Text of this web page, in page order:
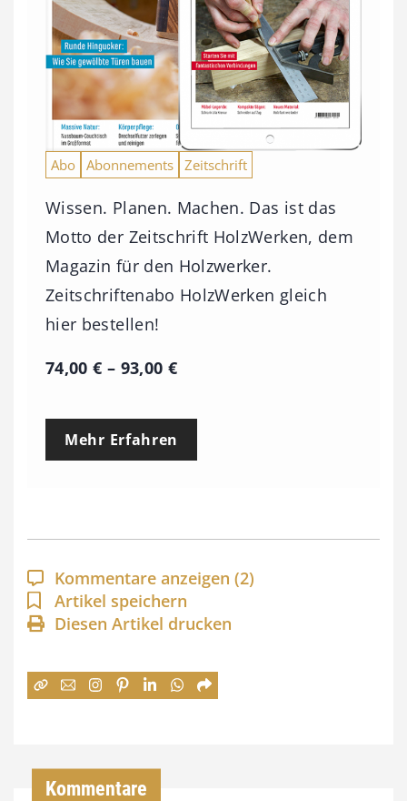
Abo Abonnements Zeitschrift
Wissen. Planen. Machen. Das ist das
Motto der Zeitschrift HolzWerken, dem
Magazin für den Holzwerker.
Zeitschriftenabo HolzWerken gleich
hier bestellen!
74,00€ – 93,00 €P
e
p
a
n
n
:
Mehr Erfahren
Kommentare anzeigen (2)
Artikel speichern
Diesen Artikel drucken
Kommentare